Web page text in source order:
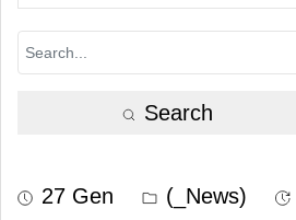
Search
27 Gen (_News)